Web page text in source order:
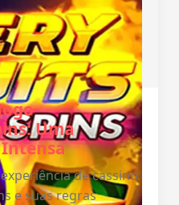
Uma
de cassino
e suas regras